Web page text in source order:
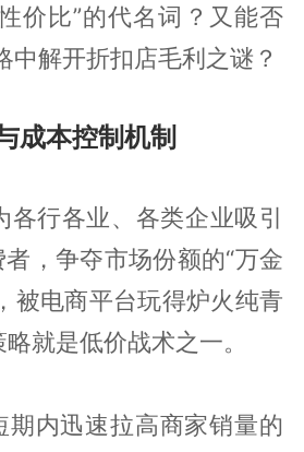
价比”的代名词？又能否
中解开折扣店毛利之谜？
成本控制机制
各行各业、各类企业吸引
，争夺市场份额的“万金
被电商平台玩得炉火纯青
就是低价战术之一。
期内迅速拉高商家销量的